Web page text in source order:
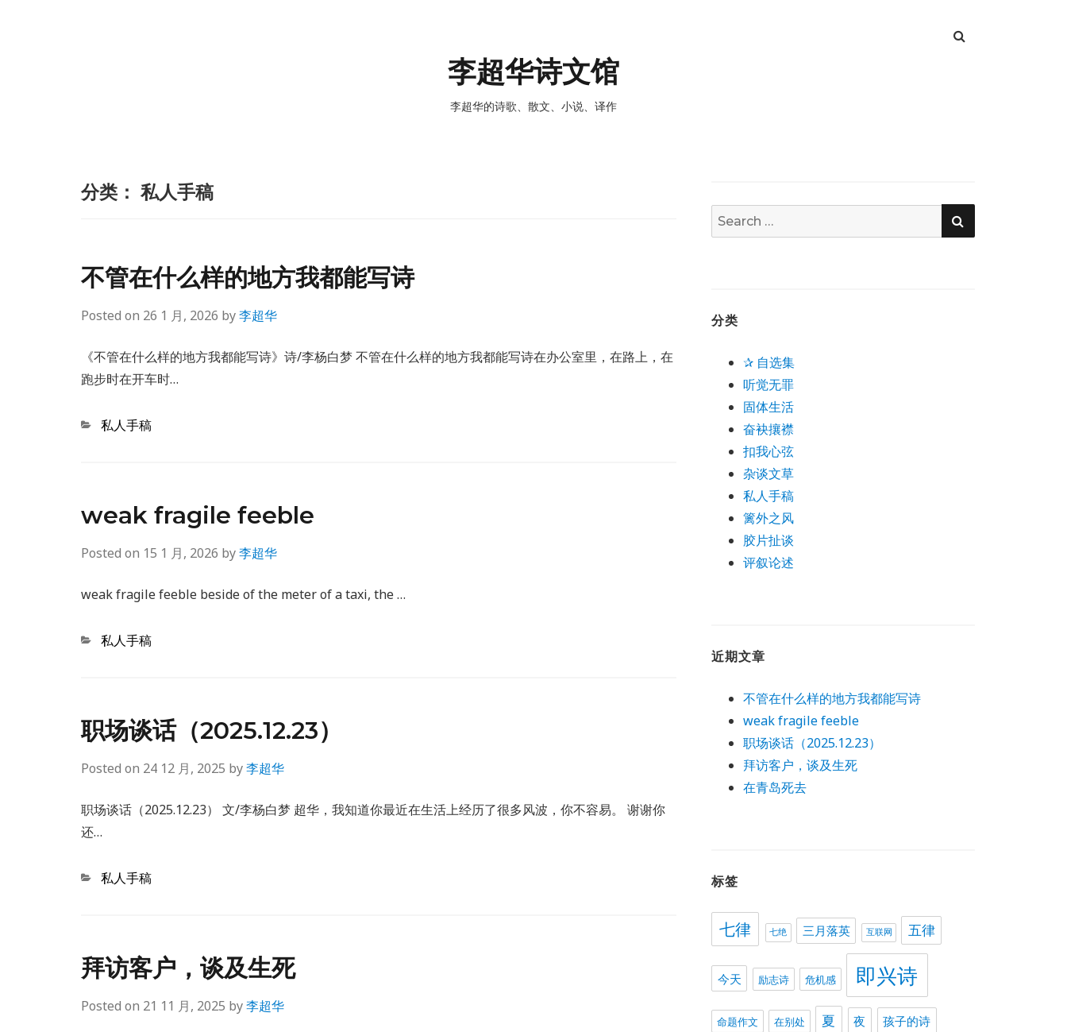
李超华诗文馆
李超华的诗歌、散文、小说、译作
分类： 私人手稿
不管在什么样的地方我都能写诗
Posted on 26 1 月, 2026 by李超华
《不管在什么样的地方我都能写诗》诗/李杨白梦 不管在什么样的地方我都能写诗在办公室里，在路上，在
跑步时在开车时…
Categories
私人手稿
weak fragile feeble
Posted on 15 1 月, 2026 by李超华
weak fragile feeble beside of the meter of a taxi, the …
Categories
私人手稿
职场谈话（2025.12.23）
Posted on 24 12 月, 2025 by李超华
职场谈话（2025.12.23） 文/李杨白梦 超华，我知道你最近在生活上经历了很多风波，你不容易。 谢谢你
还…
Categories
私人手稿
拜访客户，谈及生死
Posted on 21 11 月, 2025 by李超华
Search
for:
SEARCH
分类
✰ 自选集
听觉无罪
固体生活
奋袂攘襟
扣我心弦
杂谈文草
私人手稿
篱外之风
胶片扯谈
评叙论述
近期文章
不管在什么样的地方我都能写诗
weak fragile feeble
职场谈话（2025.12.23）
拜访客户，谈及生死
在青岛死去
标签
七律 七绝 三月落英 互联网 五律
今天 励志诗 危机感 即兴诗
命题作文 在别处 夏 夜 孩子的诗